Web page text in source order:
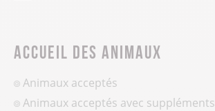
Accueil des animaux
Animaux acceptés
Animaux acceptés avec suppléments